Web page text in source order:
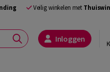
Veilig winkelen met
Inloggen